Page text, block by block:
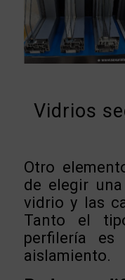
Vidrios
Otro
de elegir
vidrio y las
Tanto el
perfilería es
aislamiento.